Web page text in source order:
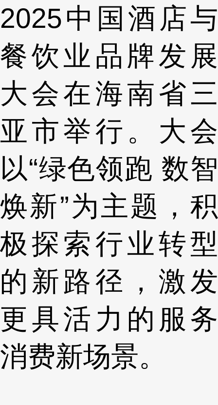
2025中国酒店与
餐饮业品牌发展
大会在海南省三
亚市举行。大会
以“绿色领跑 数智
焕新”为主题，积
极探索行业转型
的新路径，激发
更具活力的服务
消费新场景。